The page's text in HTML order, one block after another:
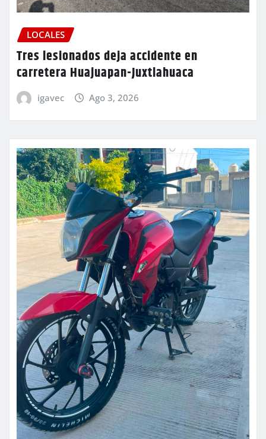
LOCALES
Tres lesionados deja accidente en
carretera Huajuapan-Juxtlahuaca
igavec Ago 3, 2026